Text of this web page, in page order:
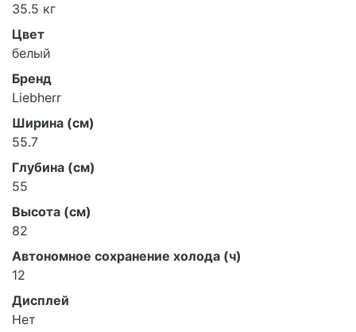
35.5 кг
Цвет
белый
Бренд
Liebherr
Ширина (см)
55.7
Глубина (см)
55
Высота (см)
82
Автономное сохранение холода (ч)
12
Дисплей
Нет